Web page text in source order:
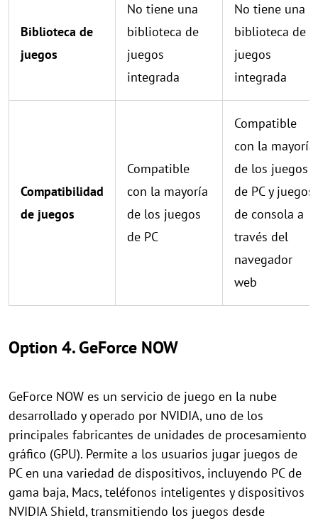
Biblioteca de
juegos
No tiene una
biblioteca de
juegos
integrada
No tiene una
biblioteca de
juegos
integrada
Compatibilidad
de juegos
Compatible
con la mayoría
de los juegos
de PC
Compatible
con la mayoría
de los juegos
de PC y juegos
de consola a
través del
navegador
web
Option 4. GeForce NOW
GeForce NOW es un servicio de juego en la nube
desarrollado y operado por NVIDIA, uno de los
principales fabricantes de unidades de procesamiento
gráfico (GPU). Permite a los usuarios jugar juegos de
PC en una variedad de dispositivos, incluyendo PC de
gama baja, Macs, teléfonos inteligentes y dispositivos
NVIDIA Shield, transmitiendo los juegos desde